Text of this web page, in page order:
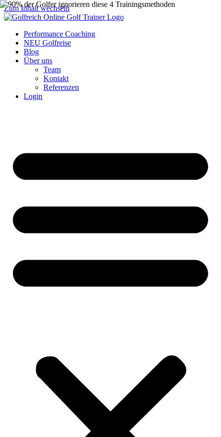
Zum Inhalt wechseln
Performance Coaching
NEU Golfreise
Blog
Über uns
Team
Kontakt
Referenzen
Login